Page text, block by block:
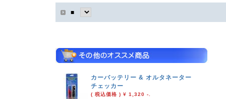
■
カーバッテリー & オルタネーター
チェッカー
( 税込価格 ) ¥ 1,320 -.